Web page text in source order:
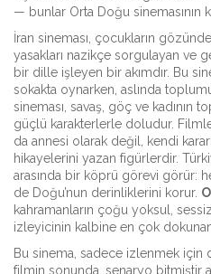
— bunlar Orta Doğu sinemasının
İran sineması çocukların
yasakları nazikçe sorgulayan ve
bir dille işleyen bir akımdır. Bu
sokakta oynarken, aslında
sineması savaş, göç ve kadının
güçlü karakterlerle doludur.
da annesi olarak değil, kendi
hikayelerini yazan figürlerdir.
arasında bir köprü görevi görür:
de Doğu’nun derinliklerini korur.
kahramanların çoğu yoksul,
izleyicinin kalbine en çok dokunan
Bu sinema, sadece izlenmek için
filmin sonunda, senaryo bitmiştir